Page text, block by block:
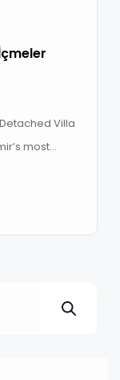
Villa
most
Among
proximity to